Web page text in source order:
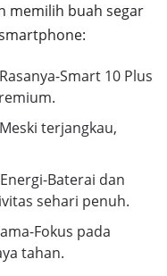
memilih buah segar
Smart 10 Plus
terjangkau,
Baterai dan
sehari penuh.
Fokus pada
tahan.